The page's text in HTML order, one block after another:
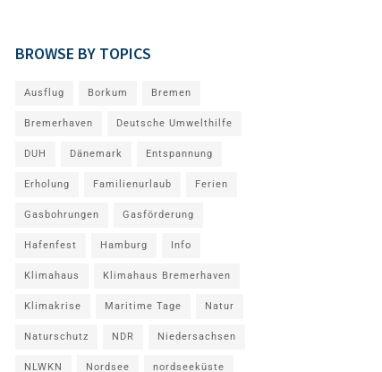
BROWSE BY TOPICS
Ausflug Borkum Bremen
Bremerhaven Deutsche Umwelthilfe
DUH Dänemark Entspannung
Erholung Familienurlaub Ferien
Gasbohrungen Gasförderung
Hafenfest Hamburg Info
Klimahaus Klimahaus Bremerhaven
Klimakrise Maritime Tage Natur
Naturschutz NDR Niedersachsen
NLWKN Nordsee nordseeküste